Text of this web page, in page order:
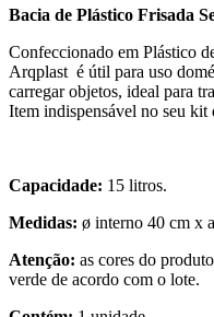
Bacia de Plástico Frisada
Confeccionado em Plástico
Arqplast é útil para uso
carregar objetos, ideal para
Item indispensável no seu kit
Capacidade: 15 litros.
Medidas: ø interno 40 cm x
Atenção: as cores do
verde de acordo com o lote.